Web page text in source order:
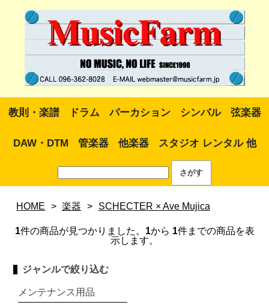
教則・楽譜 ドラム パーカション シンバル 弦楽器
DAW・DTM 管楽器 他楽器 スタジオ レンタル 他
HOME > 楽器 > SCHECTER × Ave Mujica
1件の商品が見つかりました。 1から 1件までの商品を表
示します。
ジャンルで絞り込む
メンテナンス用品